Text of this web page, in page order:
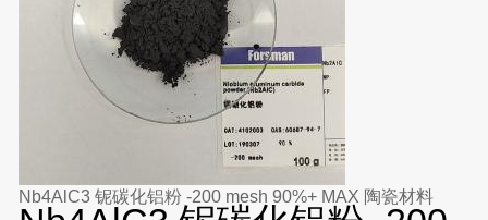
Nb4AlC3 铌碳化铝粉 -200 mesh 90%+ MAX 陶瓷材料